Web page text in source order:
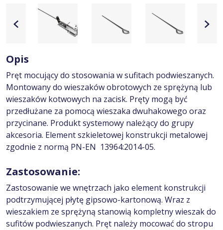
Opis
Pręt mocujący do stosowania w sufitach podwieszanych.
Montowany do wieszaków obrotowych ze sprężyną lub
wieszaków kotwowych na zacisk. Pręty mogą być
przedłużane za pomocą wieszaka dwuhakowego oraz
przycinane. Produkt systemowy należący do grupy
akcesoria. Element szkieletowej konstrukcji metalowej
zgodnie z normą PN-EN 13964:2014-05.
Zastosowanie:
Zastosowanie we wnętrzach jako element konstrukcji
podtrzymującej płytę gipsowo-kartonową. Wraz z
wieszakiem ze sprężyną stanowią kompletny wieszak do
sufitów podwieszanych. Pręt należy mocować do stropu